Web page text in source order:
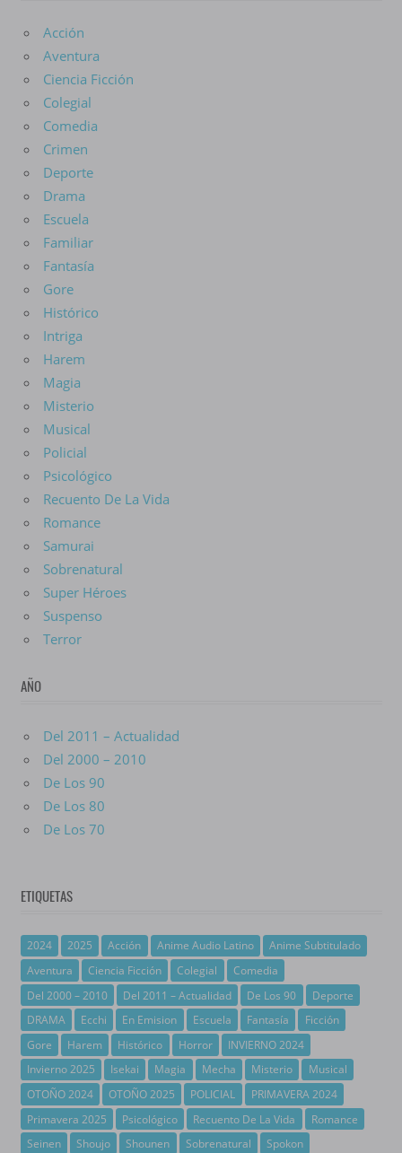
Acción
Aventura
Ciencia Ficción
Colegial
Comedia
Crimen
Deporte
Drama
Escuela
Familiar
Fantasía
Gore
Histórico
Intriga
Harem
Magia
Misterio
Musical
Policial
Psicológico
Recuento De La Vida
Romance
Samurai
Sobrenatural
Super Héroes
Suspenso
Terror
AÑO
Del 2011 – Actualidad
Del 2000 – 2010
De Los 90
De Los 80
De Los 70
ETIQUETAS
2024 2025 Acción Anime Audio Latino
Anime Subtitulado
Aventura
Ciencia Ficción Colegial
Comedia
Del 2000 – 2010
Del 2011 – Actualidad De Los 90
Deporte
DRAMA
Ecchi En Emision Escuela Fantasía
Ficción
Gore
Harem Histórico Horror
INVIERNO 2024
Invierno 2025
Isekai Magia Mecha Misterio
Musical
OTOÑO 2024
OTOÑO 2025 POLICIAL
PRIMAVERA 2024
Primavera 2025
Psicológico Recuento De La Vida
Romance
Seinen
Shoujo Shounen Sobrenatural
Spokon